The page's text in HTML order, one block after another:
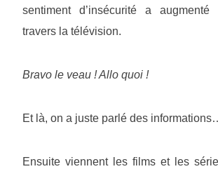
sentiment d’insécurité a augmenté
travers la télévision.
Bravo le veau ! Allo quoi !
Et là, on a juste parlé des
Ensuite viennent les films et les